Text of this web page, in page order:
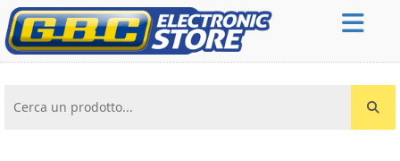
Cerca un prodotto...